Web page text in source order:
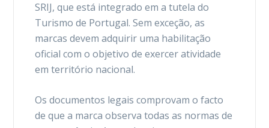
SRIJ, que está integrado em a tutela do
Turismo de Portugal. Sem exceção, as
marcas devem adquirir uma habilitação
oficial com o objetivo de exercer atividade
em território nacional.
Os documentos legais comprovam o facto
de que a marca observa todas as normas de